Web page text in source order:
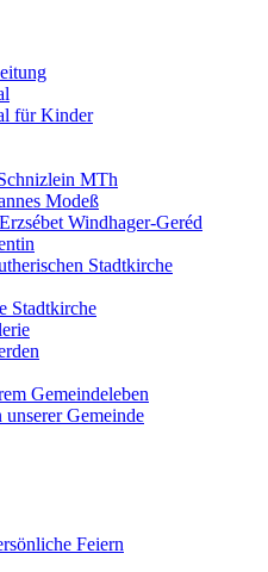
für Kinder
MTh
Modeß
Windhager-Geréd
Stadtkirche
Stadtkirche
Gemeindeleben
unserer Gemeinde
Feiern